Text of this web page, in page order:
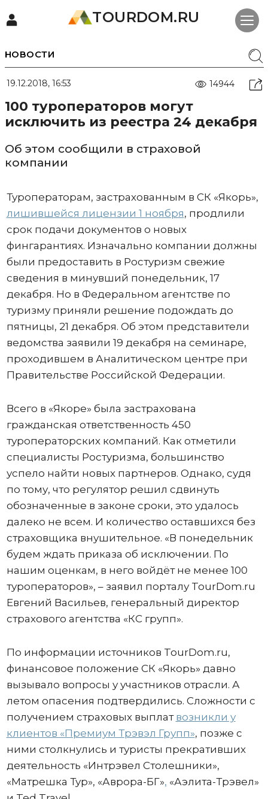
TOURDOM.RU
НОВОСТИ
19.12.2018, 16:53 14944
100 туроператоров могут
исключить из реестра 24 декабря
Об этом сообщили в страховой
компании
Туроператорам, застрахованным в СК «Якорь»,
лишившейся лицензии 1 ноября, продлили
срок подачи документов о новых
фингарантиях. Изначально компании должны
были предоставить в Ростуризм свежие
сведения в минувший понедельник, 17
декабря. Но в Федеральном агентстве по
туризму приняли решение подождать до
пятницы, 21 декабря. Об этом представители
ведомства заявили 19 декабря на семинаре,
проходившем в Аналитическом центре при
Правительстве Российской Федерации.
Всего в «Якоре» была застрахована
гражданская ответственность 450
туроператорских компаний. Как отметили
специалисты Ростуризма, большинство
успело найти новых партнеров. Однако, судя
по тому, что регулятор решил сдвинуть
обозначенные в законе сроки, это удалось
далеко не всем. И количество оставшихся без
страховщика внушительное. «В понедельник
будем ждать приказа об исключении. По
нашим оценкам, в него войдёт не менее 100
туроператоров», – заявил порталу TourDom.ru
Евгений Васильев, генеральный директор
страхового агентства «КС групп».
По информации источников TourDom.ru,
финансовое положение СК «Якорь» давно
вызывало вопросы у участников отрасли. А
летом опасения подтвердились. Сложности с
получением страховых выплат возникли у
клиентов «Премиум Трэвэл Групп», позже с
ними столкнулись и туристы прекративших
деятельность «Интрэвел Столешники»,
«Матрешка Тур», «Аврора-БГ», «Аэлита-Трэвел»